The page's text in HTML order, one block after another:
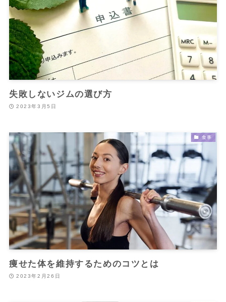
失敗しないジムの選び方
2023年3月5日
食事
痩せた体を維持するためのコツとは
2023年2月26日